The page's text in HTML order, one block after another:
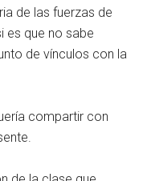
de las fuerzas de
es que no sabe
de vínculos con la
compartir con